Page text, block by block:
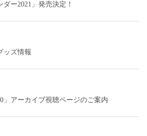
ダー2021」発売決定！
ッズ情報
」アーカイブ視聴ページのご案内